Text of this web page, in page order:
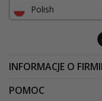
Polish
INFORMACJE O
POMOC